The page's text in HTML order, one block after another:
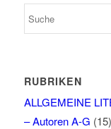
RUBRIKEN
ALLGEMEINE
– Autoren A-G (15)